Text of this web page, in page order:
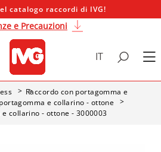
catalogo raccordi di IVG!
e Precauzioni
IT
Raccordo con portagomma e
e collarino - ottone
collarino - ottone - 3000003